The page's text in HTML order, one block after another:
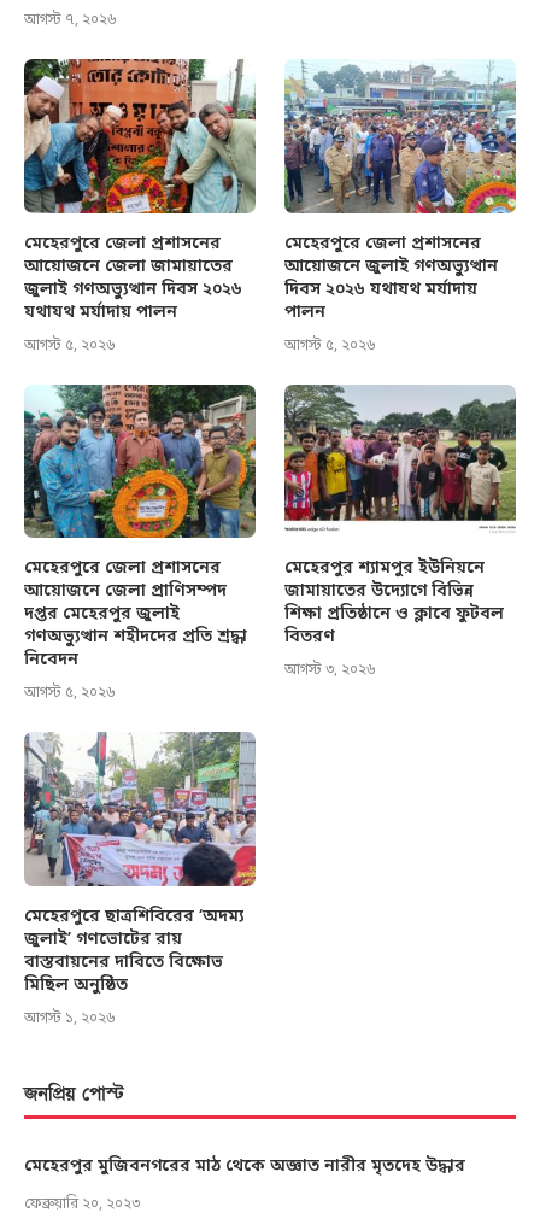
আগস্ট ৭, ২০২৬
মেহেরপুরে জেলা প্রশাসনের
আয়োজনে জেলা জামায়াতের
জুলাই গণঅভ্যুত্থান দিবস ২০২৬
যথাযথ মর্যাদায় পালন
আগস্ট ৫, ২০২৬
মেহেরপুরে জেলা প্রশাসনের
আয়োজনে জুলাই গণঅভ্যুত্থান
দিবস ২০২৬ যথাযথ মর্যাদায়
পালন
আগস্ট ৫, ২০২৬
মেহেরপুরে জেলা প্রশাসনের
আয়োজনে জেলা প্রাণিসম্পদ
দপ্তর মেহেরপুর জুলাই
গণঅভ্যুত্থান শহীদদের প্রতি শ্রদ্ধা
নিবেদন
আগস্ট ৫, ২০২৬
মেহেরপুর শ্যামপুর ইউনিয়নে
জামায়াতের উদ্যোগে বিভিন্ন
শিক্ষা প্রতিষ্ঠানে ও ক্লাবে ফুটবল
বিতরণ
আগস্ট ৩, ২০২৬
মেহেরপুরে ছাত্রশিবিরের ‘অদম্য
জুলাই’ গণভোটের রায়
বাস্তবায়নের দাবিতে বিক্ষোভ
মিছিল অনুষ্ঠিত
আগস্ট ১, ২০২৬
জনপ্রিয় পোস্ট
মেহেরপুর মুজিবনগরের মাঠ থেকে অজ্ঞাত নারীর মৃতদেহ উদ্ধার
ফেব্রুয়ারি ২০, ২০২৩